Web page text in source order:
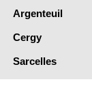
Argenteuil
Cergy
Sarcelles